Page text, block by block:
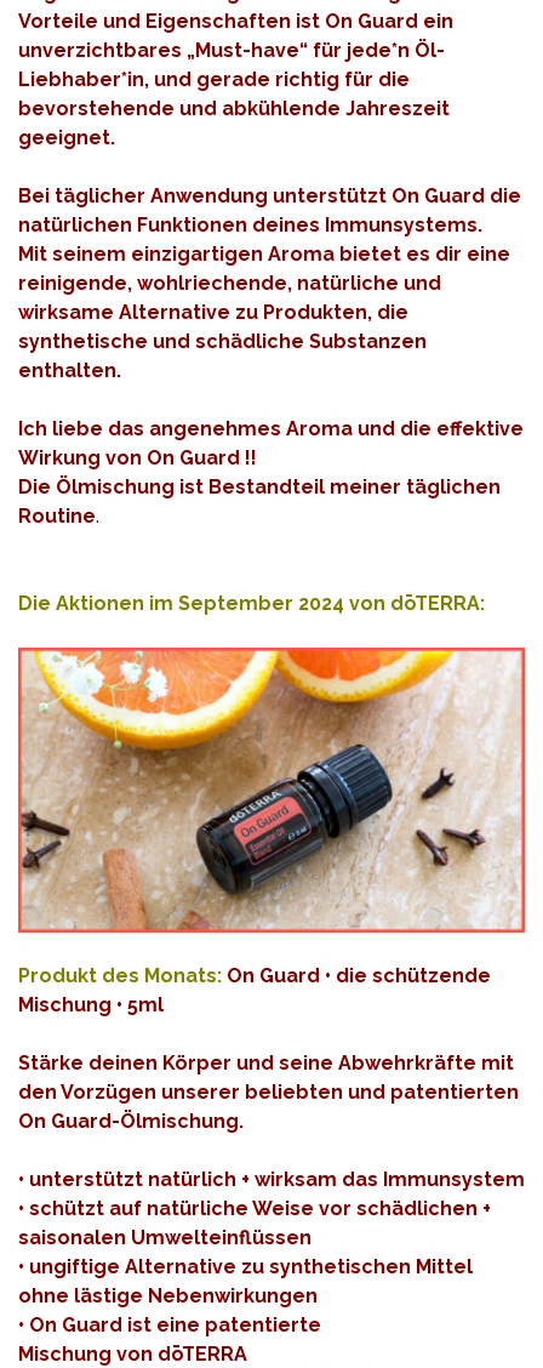
Vorteile und Eigenschaften ist On Guard ein
unverzichtbares „Must-have“ für jede*n Öl-
Liebhaber*in, und gerade richtig für die
bevorstehende und abkühlende Jahreszeit
geeignet.
Bei täglicher Anwendung unterstützt On Guard die
natürlichen Funktionen deines Immunsystems.
Mit seinem einzigartigen Aroma bietet es dir eine
reinigende, wohlriechende, natürliche und
wirksame Alternative zu Produkten, die
synthetische und schädliche Substanzen
enthalten.
Ich liebe das angenehmes Aroma und die effektive
Wirkung von On Guard !!
Die Ölmischung ist Bestandteil meiner täglichen
Routine.
Die Aktionen im September 2024 von dōTERRA:
Produkt des Monats: On Guard • die schützende
Mischung • 5ml
Stärke deinen Körper und seine Abwehrkräfte mit
den Vorzügen unserer beliebten und patentierten
On Guard-Ölmischung.
• unterstützt natürlich + wirksam das Immunsystem
• schützt auf natürliche Weise vor schädlichen +
saisonalen Umwelteinflüssen
• ungiftige Alternative zu synthetischen Mittel
ohne lästige Nebenwirkungen
• On Guard ist eine patentierte
Mischung von dōTERRA